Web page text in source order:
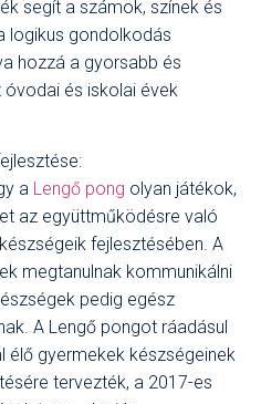
segít a számok, színek és
logikus gondolkodás
hozzá a gyorsabb és
és iskolai évek
a Lengő pong olyan játékok,
az együttműködésre való
fejlesztésében. A
megtanulnak kommunikálni
pedig egész
A Lengő pongot ráadásul
élő gyermekek készségeinek
tervezték, a 2017-es